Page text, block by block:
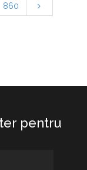
860
pentru